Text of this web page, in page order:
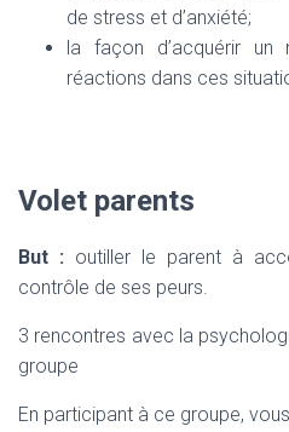
de stress et d’anxiété;
la façon d’acquérir un
réactions dans ces
Volet parents
But : outiller le parent à
contrôle de ses peurs.
3 rencontres avec la
groupe
En participant à ce groupe,